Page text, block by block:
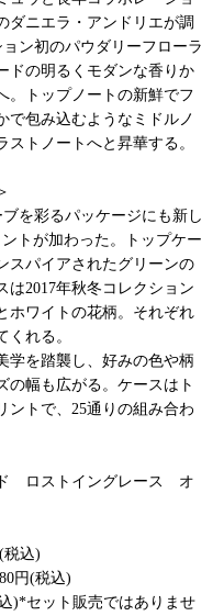
ニエラ・アンドリエが調
ン初のパウダリーフローラ
ドの明るくモダンな香りか
。トップノートの新鮮でフ
で包み込むようなミドルノ
トノートへと昇華する。
を彩るパッケージにも新し
トが加わった。トップケー
スパイアされたグリーンの
は2017年秋冬コレクション
ホワイトの花柄。それぞれ
れる。
学を踏襲し、好みの色や柄
の幅も広がる。ケースはト
ントで、25通りの組み合わ
ロストイングレース オ
税込)
円(税込)
)*セット販売ではありませ